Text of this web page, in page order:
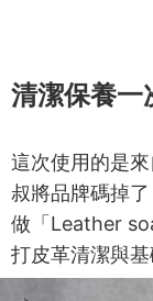
清潔保養一
這次使用的是
叔將品牌碼掉
做「Leather
打皮革清潔與基